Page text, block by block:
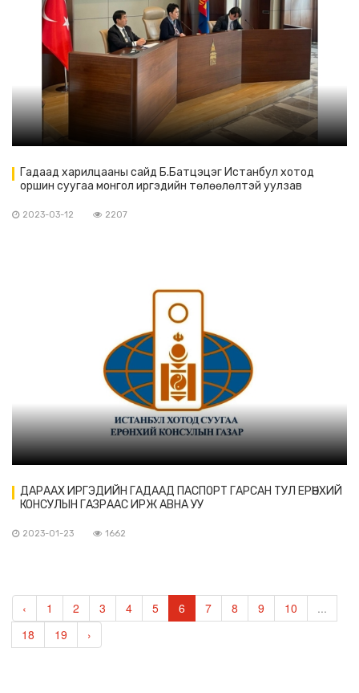
Гадаад харилцааны сайд Б.Батцэцэг Истанбул хотод
оршин суугаа монгол иргэдийн төлөөлөлтэй уулзав
2023-03-12 2207
ДАРААХ ИРГЭДИЙН ГАДААД ПАСПОРТ ГАРСАН ТУЛ ЕРӨНХИЙ
КОНСУЛЫН ГАЗРААС ИРЖ АВНА УУ
2023-01-23 1662
‹ 1 2 3 4 5 6 7 8 9 10
...
18
19 ›